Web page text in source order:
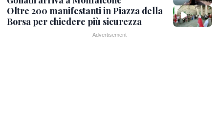
Oltre 200 manifestanti in Piazza della
Borsa per chiedere più sicurezza